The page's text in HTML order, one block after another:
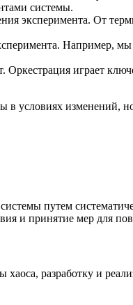
системы.
эксперимента. От
Например, мы
Оркестрация играет
условиях изменений,
путем
и принятие мер для
разработку и